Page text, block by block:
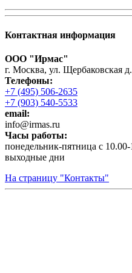
Контактная информация
ООО "Ирмас"
г. Москва, ул. Щербаковская
Телефоны:
+7 (495) 506-2635
+7 (903) 540-5533
email:
infо@irmas.ru
Часы работы:
понедельник-пятница с 10.00-
выходные дни
На страницу "Контакты"